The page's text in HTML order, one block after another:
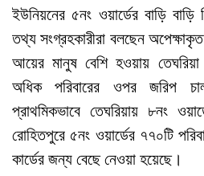
ই‌উনিয়নের ৫নং ওয়ার্ডের বাড়ি
তথ্য সংগ্রহকারীরা বলছেন
আয়ের মানুষ বেশি হওয়ায়
অধিক পরিবারের ওপর জরিপ
প্রাথমিকভাবে তেঘরিয়ায় ৮নং
রোহিতপুরে ৫নং ওয়ার্ডের ৭৭০টি
কার্ডের জন্য বেছে নেওয়া হয়েছে।